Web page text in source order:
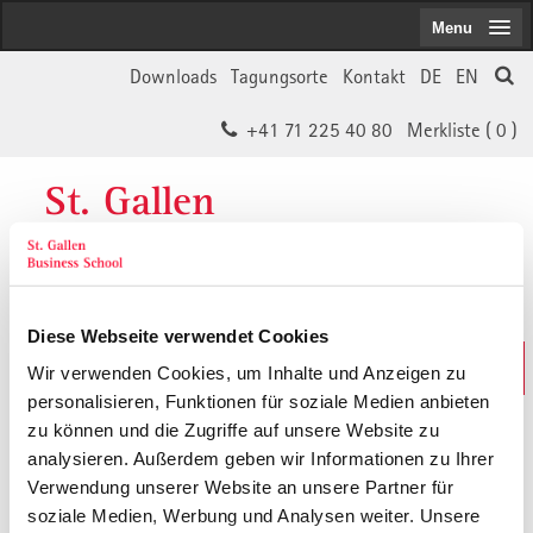
Diese Webseite verwendet Cookies
Wir verwenden Cookies, um Inhalte und Anzeigen zu
personalisieren, Funktionen für soziale Medien anbieten
zu können und die Zugriffe auf unsere Website zu
analysieren. Außerdem geben wir Informationen zu Ihrer
Verwendung unserer Website an unsere Partner für
soziale Medien, Werbung und Analysen weiter. Unsere
EN
DE
Kontakt
Tagungsorte
Downloads
Merkliste ( 0 )
+41 71 225 40 80
St. Gallen
Business School
Weiterbildungs-Suche
In 30 Sekunden das Passende finden
Menu
Der von Ihnen gesuchte Inhalt ist